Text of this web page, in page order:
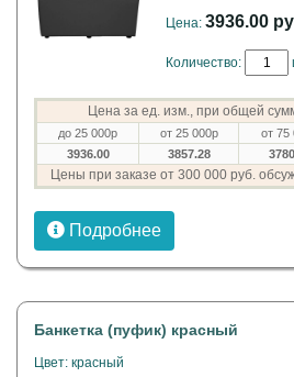
Цена: 3936.00
Количество:
Цена за ед. изм., при общей
до 25 000р от 25 000р от 75
3936.00
3857.28
Цены при заказе от 300 000 руб.
Подробнее
Банкетка (пуфик) красный
Цвет: красный